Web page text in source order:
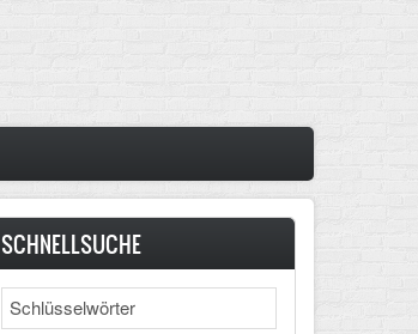
SCHNELLSUCHE
Search